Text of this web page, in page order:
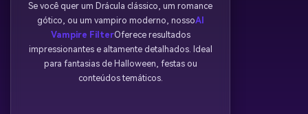
Se você quer um Drácula clássico, um romance
gótico, ou um vampiro moderno, nossoAI
Vampire FilterOferece resultados
impressionantes e altamente detalhados. Ideal
para fantasias de Halloween, festas ou
conteúdos temáticos.